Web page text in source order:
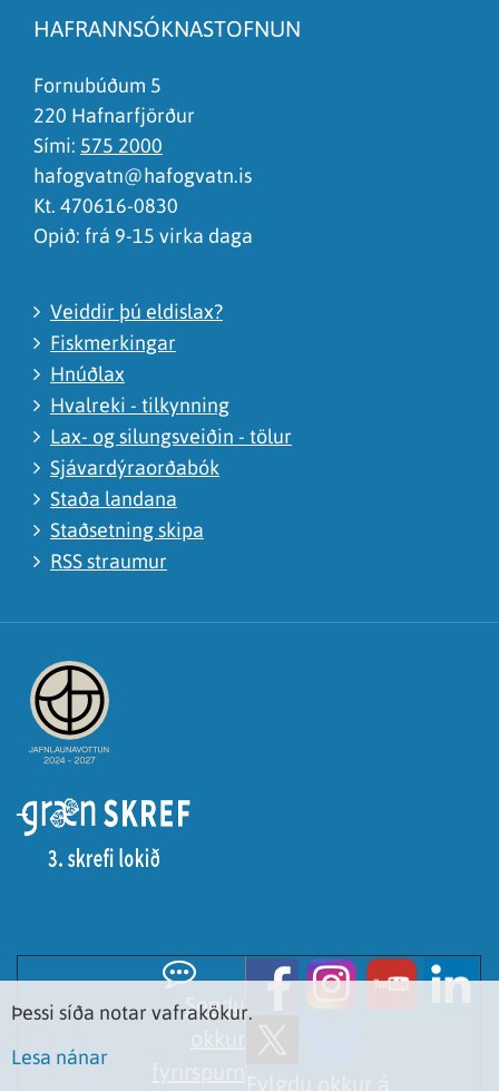
Það er of mikið efni á síðunni
Ég skil ekki efnið, finnst það of flókið
HAFRANNSÓKNASTOFNUN
Fornubúðum 5
220 Hafnarfjörður
Sími: 575 2000
hafogvatn@hafogvatn.is
Kt. 470616-0830
Opið: frá 9-15 virka daga
Veiddir þú eldislax?
Fiskmerkingar
Hnúðlax
Hvalreki - tilkynning
Lax- og silungsveiðin - tölur
Sjávardýraorðabók
Staða landana
Staðsetning skipa
RSS straumur
Sendu
Þessi síða notar vafrakökur.
Lesa nánar